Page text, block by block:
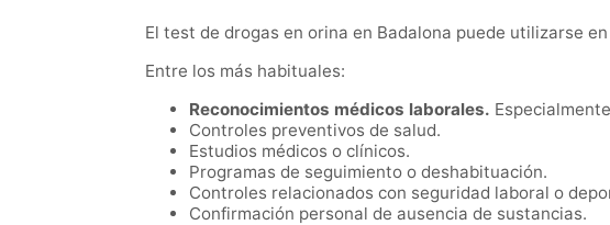
El test de drogas en orina en Badalona puede utilizarse
Entre los más habituales:
Reconocimientos médicos laborales.
Controles preventivos de salud.
Estudios médicos o clínicos.
Programas de seguimiento o deshabituación.
Controles relacionados con seguridad laboral o
Confirmación personal de ausencia de sustancias.